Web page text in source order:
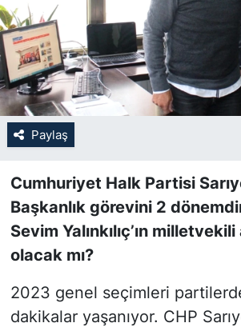
Paylaş
Cumhuriyet Halk Partisi
Başkanlık görevini 2
Sevim Yalınkılıç’ın
olacak mı?
2023 genel seçimleri
dakikalar yaşanıyor. CHP
SAĞLIK
SARIYER HABERLERİ
SARIYER İMAR BARIŞI
SEKTÖR
SİYASET
SON DAKİKA HABERİ
SPOR
TEKNOLOJİ